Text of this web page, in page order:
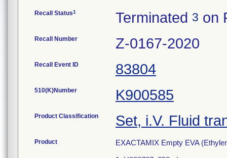
Recall Status1 Terminated 3 on
Recall Number Z-0167-2020
Recall Event ID 83804
510(K)Number K900585
Product Classification Set, i.V. Fluid
Product
EXACTAMIX Empty EVA